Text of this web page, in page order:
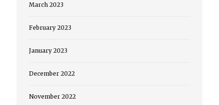
March 2023
February 2023
January 2023
December 2022
November 2022